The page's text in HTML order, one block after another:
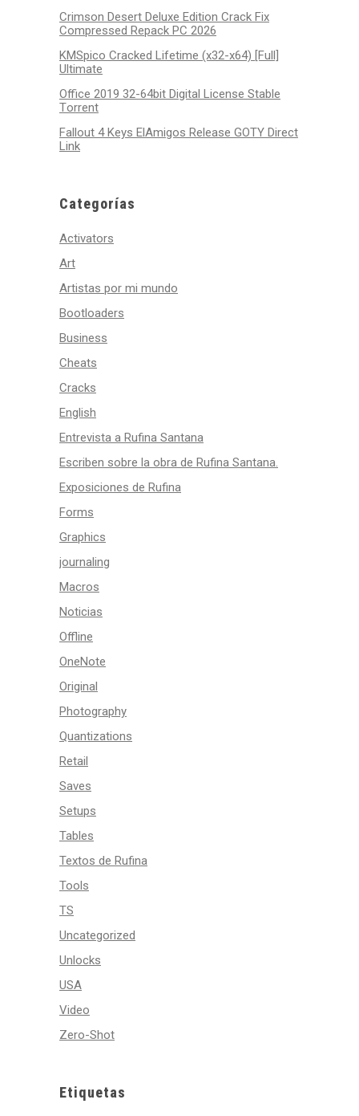
Crimson Desert Deluxe Edition Crack Fix
Compressed Repack PC 2026
KMSpico Cracked Lifetime (x32-x64) [Full]
Ultimate
Office 2019 32-64bit Digital License Stable
Tоrrеnt
Fallout 4 Keys ElAmigos Release GOTY Direct
Link
Categorías
Activators
Art
Artistas por mi mundo
Bootloaders
Business
Cheats
Cracks
English
Entrevista a Rufina Santana
Escriben sobre la obra de Rufina Santana.
Exposiciones de Rufina
Forms
Graphics
journaling
Macros
Noticias
Offline
OneNote
Original
Photography
Quantizations
Retail
Saves
Setups
Tables
Textos de Rufina
Tools
TS
Uncategorized
Unlocks
USA
Video
Zero-Shot
Etiquetas